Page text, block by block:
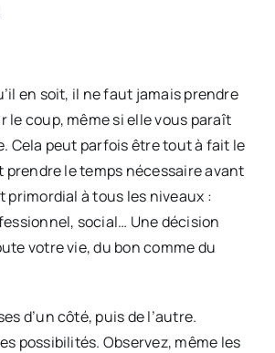
en soit, il ne faut jamais prendre
le coup, même si elle vous paraît
Cela peut parfois être tout à fait le
le temps nécessaire avant
primordial à tous les niveaux :
social… Une décision
votre vie, du bon comme du
d’un côté, puis de l’autre.
possibilités. Observez, même les